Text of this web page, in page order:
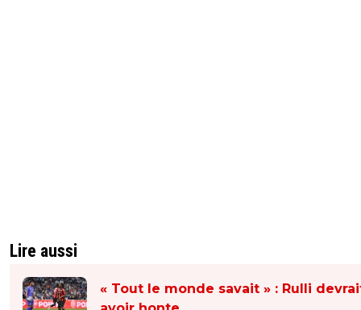
Lire aussi
« Tout le monde savait » : Rulli